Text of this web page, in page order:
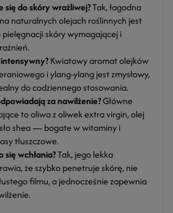
się do skóry wrażliwej?Tak, łagodna
naturalnych olejach roślinnych jest
skóry wymagającej i
Kwiatowy aromat olejków
i ylang-ylang jest zmysłowy,
do codziennego stosowania.
za nawilżenie?Główne
to oliwa z oliwek extra virgin, olej
shea — bogate w witaminy i
tłuszczowe.
się wchłania?Tak, jego lekka
że szybko penetruje skórę, nie
filmu, a jednocześnie zapewnia